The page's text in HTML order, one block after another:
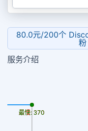
80.0元/200个
服务介绍
最慢: 370
最快: 370